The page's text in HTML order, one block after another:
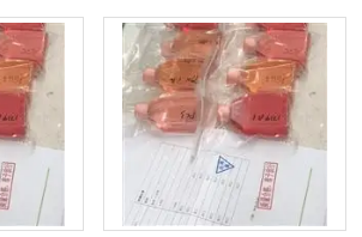
库 人肺腺癌细胞|STR入库